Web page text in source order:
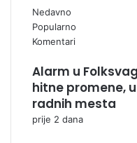
Nedavno
Popularno
Komentari
Alarm u
hitne promene,
radnih mesta
prije 2 dana